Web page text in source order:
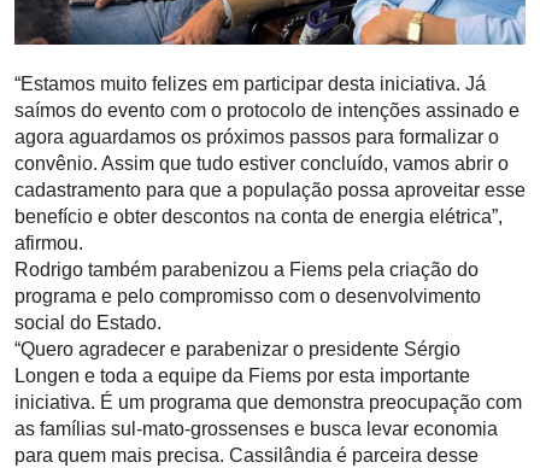
“Estamos muito felizes em participar desta iniciativa. Já
saímos do evento com o protocolo de intenções assinado e
agora aguardamos os próximos passos para formalizar o
convênio. Assim que tudo estiver concluído, vamos abrir o
cadastramento para que a população possa aproveitar esse
benefício e obter descontos na conta de energia elétrica”,
afirmou.
Rodrigo também parabenizou a Fiems pela criação do
programa e pelo compromisso com o desenvolvimento
social do Estado.
“Quero agradecer e parabenizar o presidente Sérgio
Longen e toda a equipe da Fiems por esta importante
iniciativa. É um programa que demonstra preocupação com
as famílias sul-mato-grossenses e busca levar economia
para quem mais precisa. Cassilândia é parceira desse